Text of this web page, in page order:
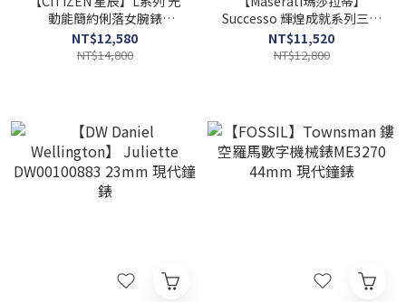
動能簡約俐落女腕錶
EM1070-83L 29.5mm 現代
鐘錶
NT$12,580
NT$14,800
Successo 輝煌成就系列三眼
腕錶R8873621009 44mm
現代鐘錶
NT$11,520
NT$12,800